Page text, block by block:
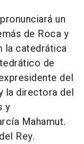
un
de Roca y
la catedrática
de
del
la directora del
y
Mahamut.
Rey.